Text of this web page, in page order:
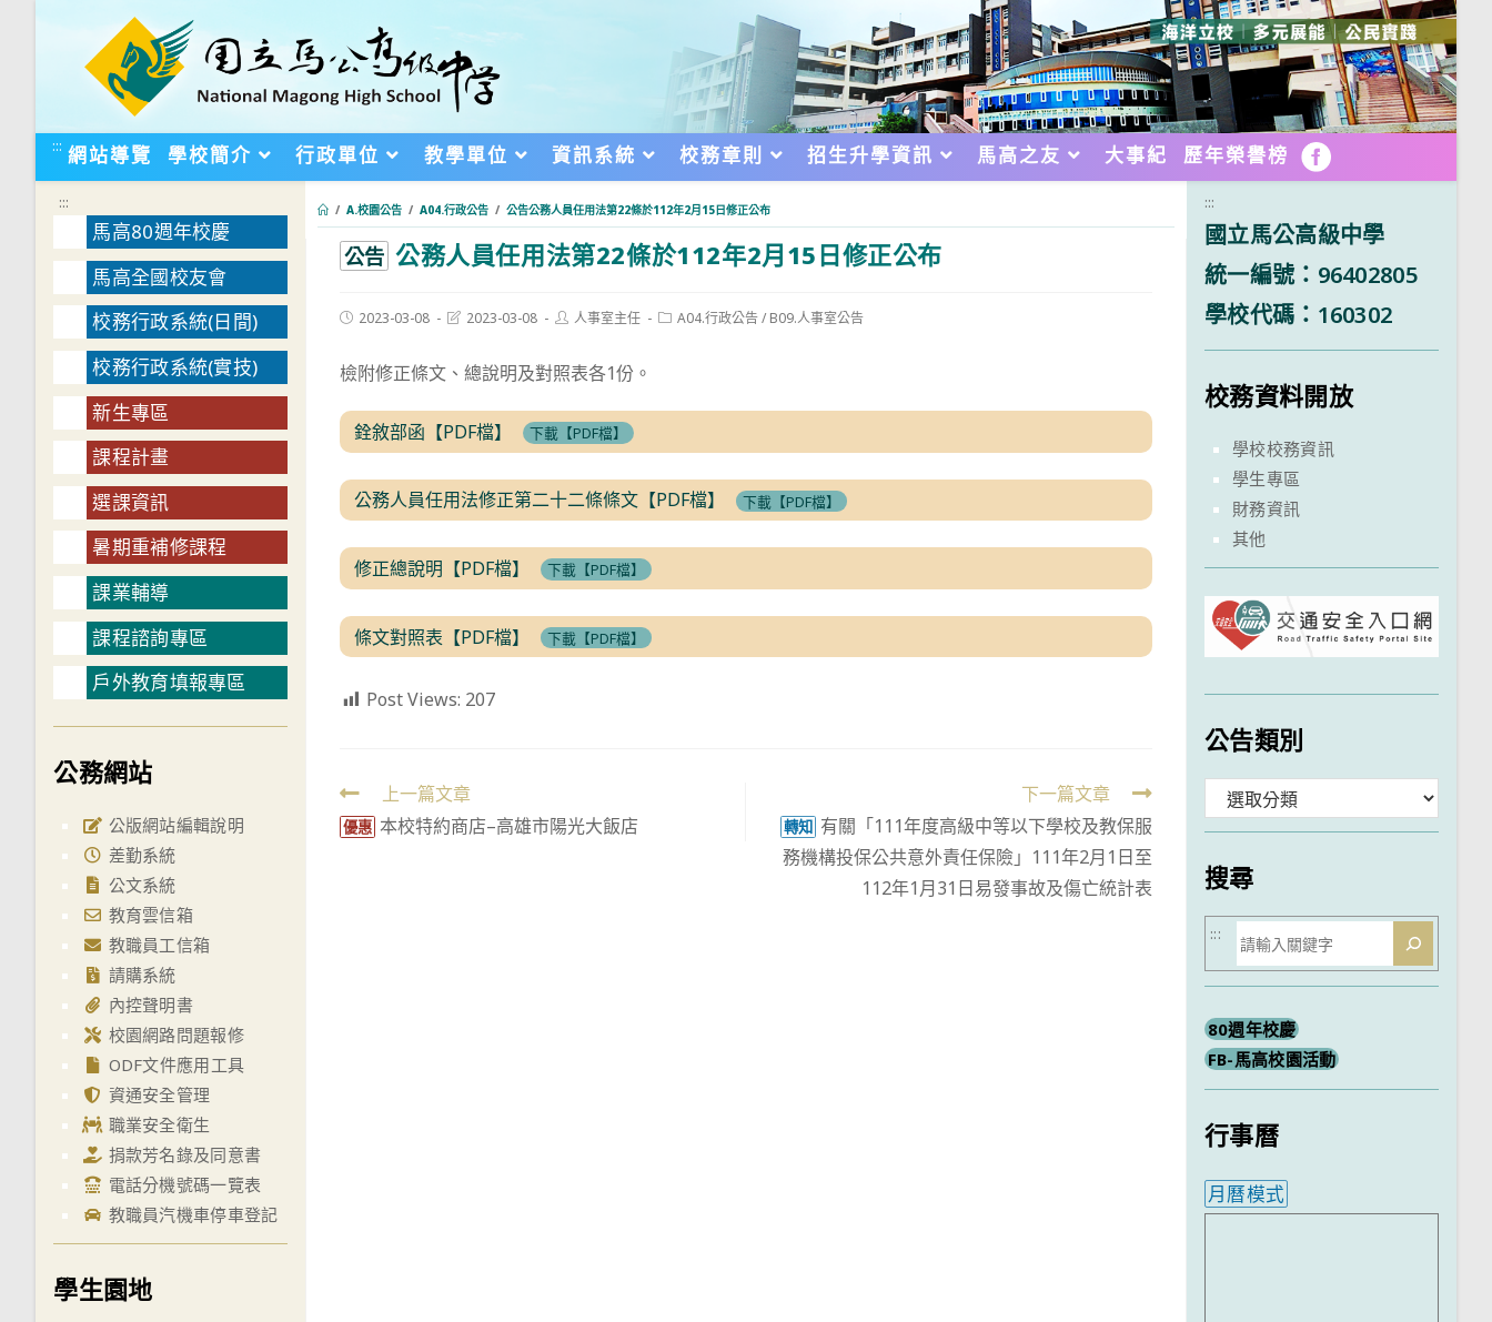
::: 網站導覽 學校簡介 行政單位 教學單位 資訊系統 校務章則 招生升學資訊 馬高之友 大事紀 歷年榮譽榜 FB
/ A.校園公告 / A04.行政公告 / 公告公務人員任用法第22條於112年2月15日修正公布
公告 公務人員任用法第22條於112年2月15日修正公布
Post2023-03-08
Post2023-03-08
Post人事室主任
PostA04.行政公告/ B09.人事室公告
檢附修正條文、總說明及對照表各1份。
銓敘部函【PDF檔】 下載【PDF檔】
公務人員任用法修正第二十二條條文【PDF檔】 下載【PDF檔】
修正總說明【PDF檔】 下載【PDF檔】
條文對照表【PDF檔】 下載【PDF檔】
Post Views: 207
Read
more
上一篇文章
優惠 本校特約商店–高雄市陽光大飯店
下一篇文章
轉知 有關「111年度高級中等以下學校及教保服
務機構投保公共意外責任保險」111年2月1日至
112年1月31日易發事故及傷亡統計表
:::
馬高80週年校慶
馬高全國校友會
校務行政系統(日間)
校務行政系統(實技)
新生專區
課程計畫
選課資訊
暑期重補修課程
課業輔導
課程諮詢專區
戶外教育填報專區
公務網站
公版網站編輯說明
差勤系統
公文系統
教育雲信箱
教職員工信箱
請購系統
內控聲明書
校園網路問題報修
ODF文件應用工具
資通安全管理
職業安全衛生
捐款芳名錄及同意書
電話分機號碼一覽表
教職員汽機車停車登記
學生園地
:::
國立馬公高級中學
統一編號：96402805
學校代碼：160302
校務資料開放
學校校務資訊
學生專區
財務資訊
其他
公告類別
類
搜尋
搜
尋
:::
80週年校慶
FB-馬高校園活動
行事曆
月曆模式